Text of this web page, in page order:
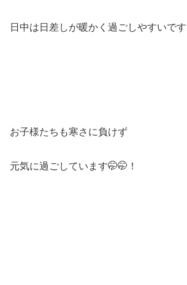
日中は日差しが暖かく過ごしやすいで
お子様たちも寒さに負けず
元気に過ごしています🤭🤭！